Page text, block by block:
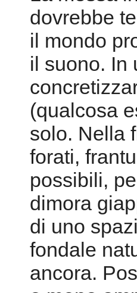
dovrebbe
il mondo
il suono. In
(qualcosa
solo. Nella
forati,
possibili,
dimora
di uno
fondale
ancora.